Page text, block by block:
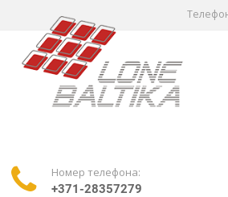
Номер телефона:
+371-28357279